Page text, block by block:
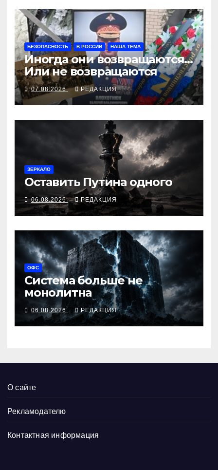
БЕЗОПАСНОСТЬ В РОССИИ НАША ТЕМА
Иногда они возвращаются…
Или не возвращаются
07.08.2026 РЕДАКЦИЯ
ЗЕРКАЛО
Оставить Путина одного
06.08.2026 РЕДАКЦИЯ
ОФС
Система больше не
монолитна
06.08.2026 РЕДАКЦИЯ
О сайте
Рекламодателю
Контактная информация